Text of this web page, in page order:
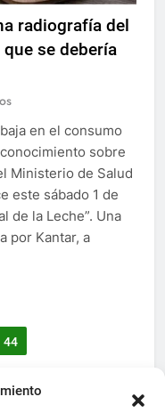
radiografía del
se debería
en el consumo
sobre
Ministerio de Salud
este sábado 1 de
de la Leche”. Una
por Kantar, a
44